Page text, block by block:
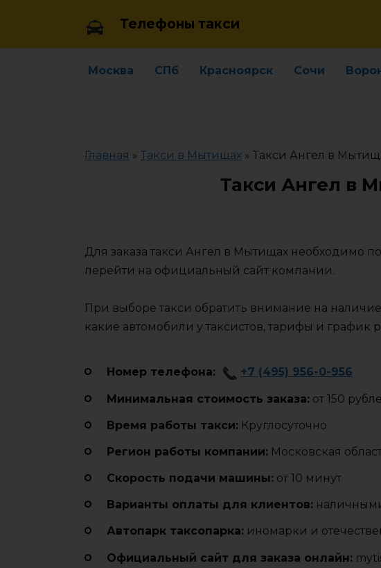
Телефоны такси
Москва СПб Красноярск Сочи
Главная » Такси в Мытищах » Такси Ангел в
Такси Ангел в
Для заказа такси Ангел в Мытищах необходимо
перейти на официальный сайт компании.
При выборе такси обратить внимание на
какие автомобили у таксистов, тарифы и график
Номер телефона: +7 (495) 956-0-956
Минимальная стоимость заказа: от 150
Время работы такси: Круглосуточно
Регион работы компании: Московская
Cкорость подачи машины: от 10 минут
Варианты оплаты для клиентов:
Автопарк таксопарка: иномарки и
Официальный сайт для заказа онлайн: